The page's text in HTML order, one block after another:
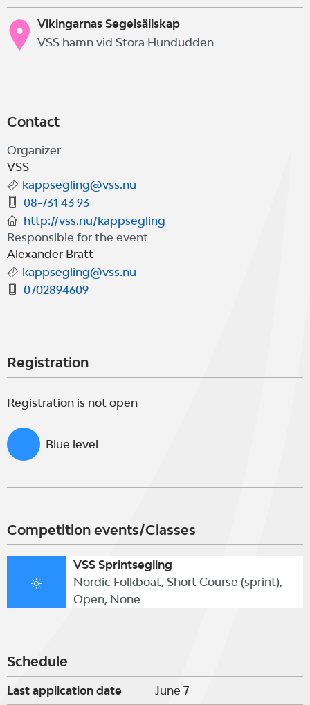
Vikingarnas Segelsällskap
VSS hamn vid Stora Hundudden
Contact
Organizer
VSS
kappsegling@vss.nu
08-731 43 93
http://vss.nu/kappsegling
Responsible for the event
Alexander Bratt
kappsegling@vss.nu
0702894609
Registration
Registration is not open
Blue level
Competition events/Classes
VSS Sprintsegling
Nordic Folkboat, Short Course (sprint),
Open, None
Schedule
Last application date June 7